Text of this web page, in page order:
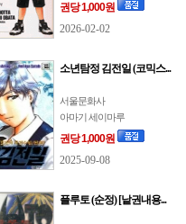
권당 1,000원
2026-02-02
소년탐정 김전일 (코믹스...
서울문화사
아마기 세이마루
권당 1,000원
2025-09-08
플루토 (순정) [낱권내용...